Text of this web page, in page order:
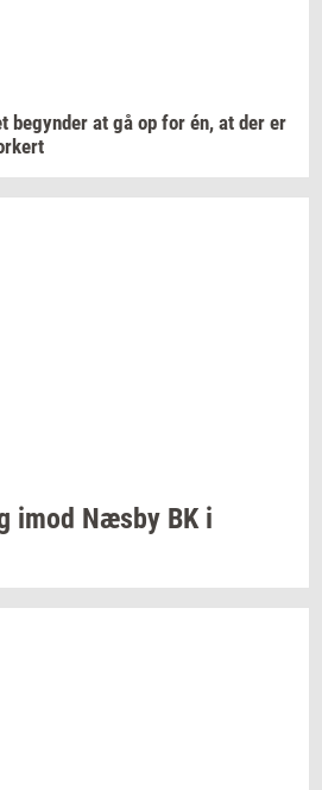
be­gyn­der at gå op for én, at der er
imod Næsby BK i